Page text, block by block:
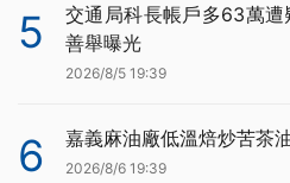
5
交通局科長帳戶多63萬
善舉曝光
2026/8/5 19:39
6 嘉義麻油廠低溫焙炒苦茶
2026/8/6 19:39